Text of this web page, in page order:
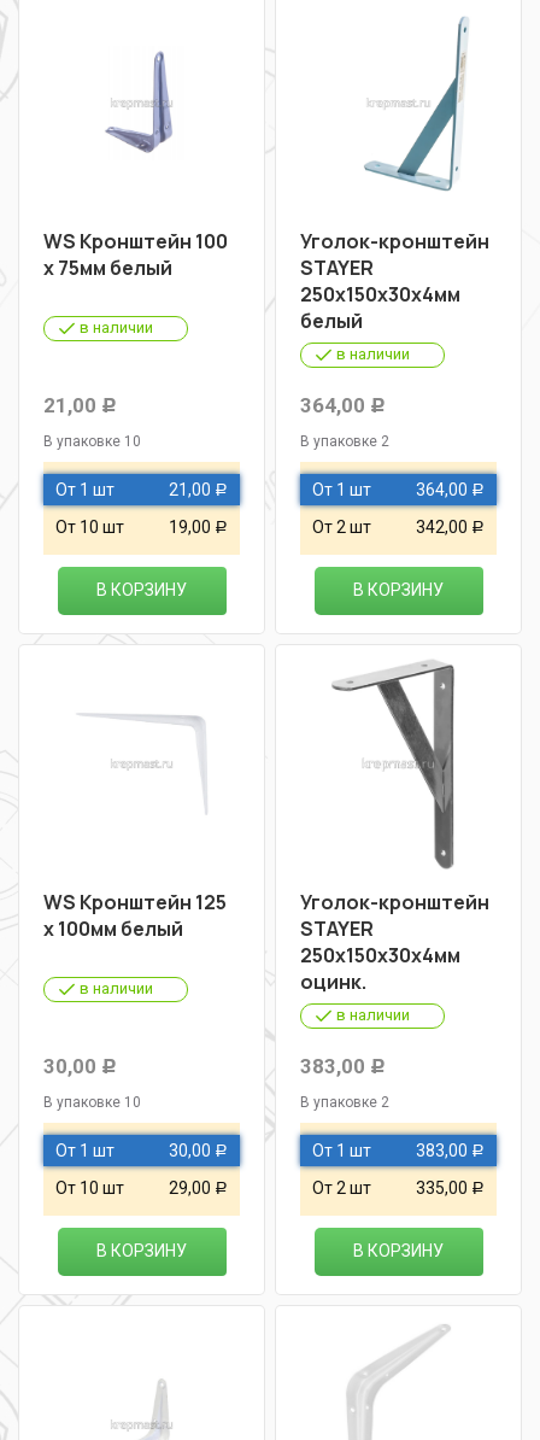
WS Кронштейн 100
х 75мм белый
в наличии
21,00 Р
В упаковке 10
От 1 шт 21,00 Р
От 10 шт 19,00 Р
В КОРЗИНУ
Уголок-кронштейн
STAYER
250х150х30х4мм
белый
в наличии
364,00 Р
В упаковке 2
От 1 шт 364,00 Р
От 2 шт 342,00 Р
В КОРЗИНУ
WS Кронштейн 125
х 100мм белый
в наличии
30,00 Р
В упаковке 10
От 1 шт 30,00 Р
От 10 шт 29,00 Р
В КОРЗИНУ
Уголок-кронштейн
STAYER
250х150х30х4мм
оцинк.
в наличии
383,00 Р
В упаковке 2
От 1 шт 383,00 Р
От 2 шт 335,00 Р
В КОРЗИНУ